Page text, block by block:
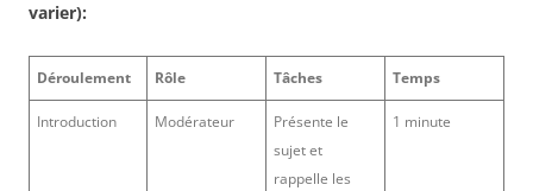
varier):
Déroulement Rôle Tâches Temps
Introduction Modérateur
Présente le
sujet et
rappelle les
1 minute